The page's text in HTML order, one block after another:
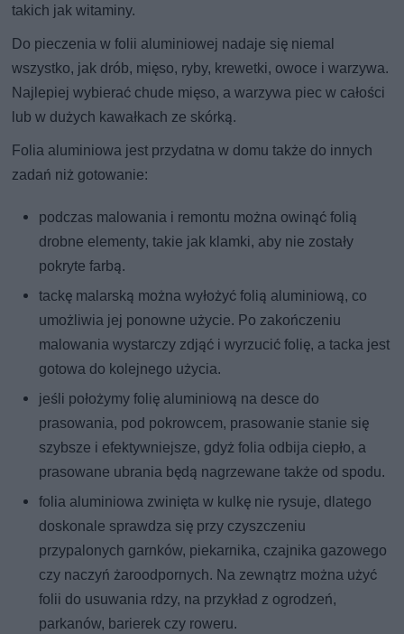
takich jak witaminy.
Do pieczenia w folii aluminiowej nadaje się niemal
wszystko, jak drób, mięso, ryby, krewetki, owoce i warzywa.
Najlepiej wybierać chude mięso, a warzywa piec w całości
lub w dużych kawałkach ze skórką.
Folia aluminiowa jest przydatna w domu także do innych
zadań niż gotowanie:
podczas malowania i remontu można owinąć folią
drobne elementy, takie jak klamki, aby nie zostały
pokryte farbą.
tackę malarską można wyłożyć folią aluminiową, co
umożliwia jej ponowne użycie. Po zakończeniu
malowania wystarczy zdjąć i wyrzucić folię, a tacka jest
gotowa do kolejnego użycia.
jeśli położymy folię aluminiową na desce do
prasowania, pod pokrowcem, prasowanie stanie się
szybsze i efektywniejsze, gdyż folia odbija ciepło, a
prasowane ubrania będą nagrzewane także od spodu.
folia aluminiowa zwinięta w kulkę nie rysuje, dlatego
doskonale sprawdza się przy czyszczeniu
przypalonych garnków, piekarnika, czajnika gazowego
czy naczyń żaroodpornych. Na zewnątrz można użyć
folii do usuwania rdzy, na przykład z ogrodzeń,
parkanów, barierek czy roweru.